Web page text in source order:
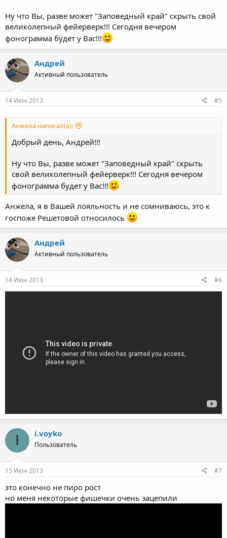
Ну что Вы, разве может "Заповедный край" скрыть свой
великолепный фейерверк!!! Сегодня вечером
фонограмма будет у Вас!!!
Андрей
Активный пользователь
14 Июн 2013 #5
Анжела написал(а):
Добрый день, Андрей!!!
Ну что Вы, разве может "Заповедный край" скрыть
свой великолепный фейерверк!!! Сегодня вечером
фонограмма будет у Вас!!!
Анжела, я в Вашей лояльность и не сомниваюсь, это к
госпоже Решетовой относилось
Андрей
Активный пользователь
14 Июн 2013 #6
I i.voyko
Пользователь
15 Июн 2013 #7
это конечно не пиро рост
но меня некоторые фишечки очень зацепили